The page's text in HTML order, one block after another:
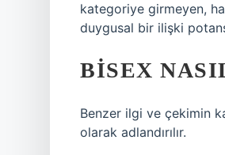
kategoriye girmeyen,
duygusal bir ilişki
BISEX
Benzer ilgi ve çekimin
olarak adlandırılır.